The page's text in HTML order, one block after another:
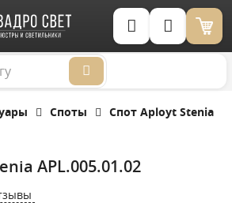
Корзина (0)
Споты
Спот Aployt Stenia
APL.005.01.02